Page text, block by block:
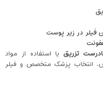
فیلر در زیر پوست
تزریق یا استفاده از مواد
انتخاب پزشک متخصص و فیلر